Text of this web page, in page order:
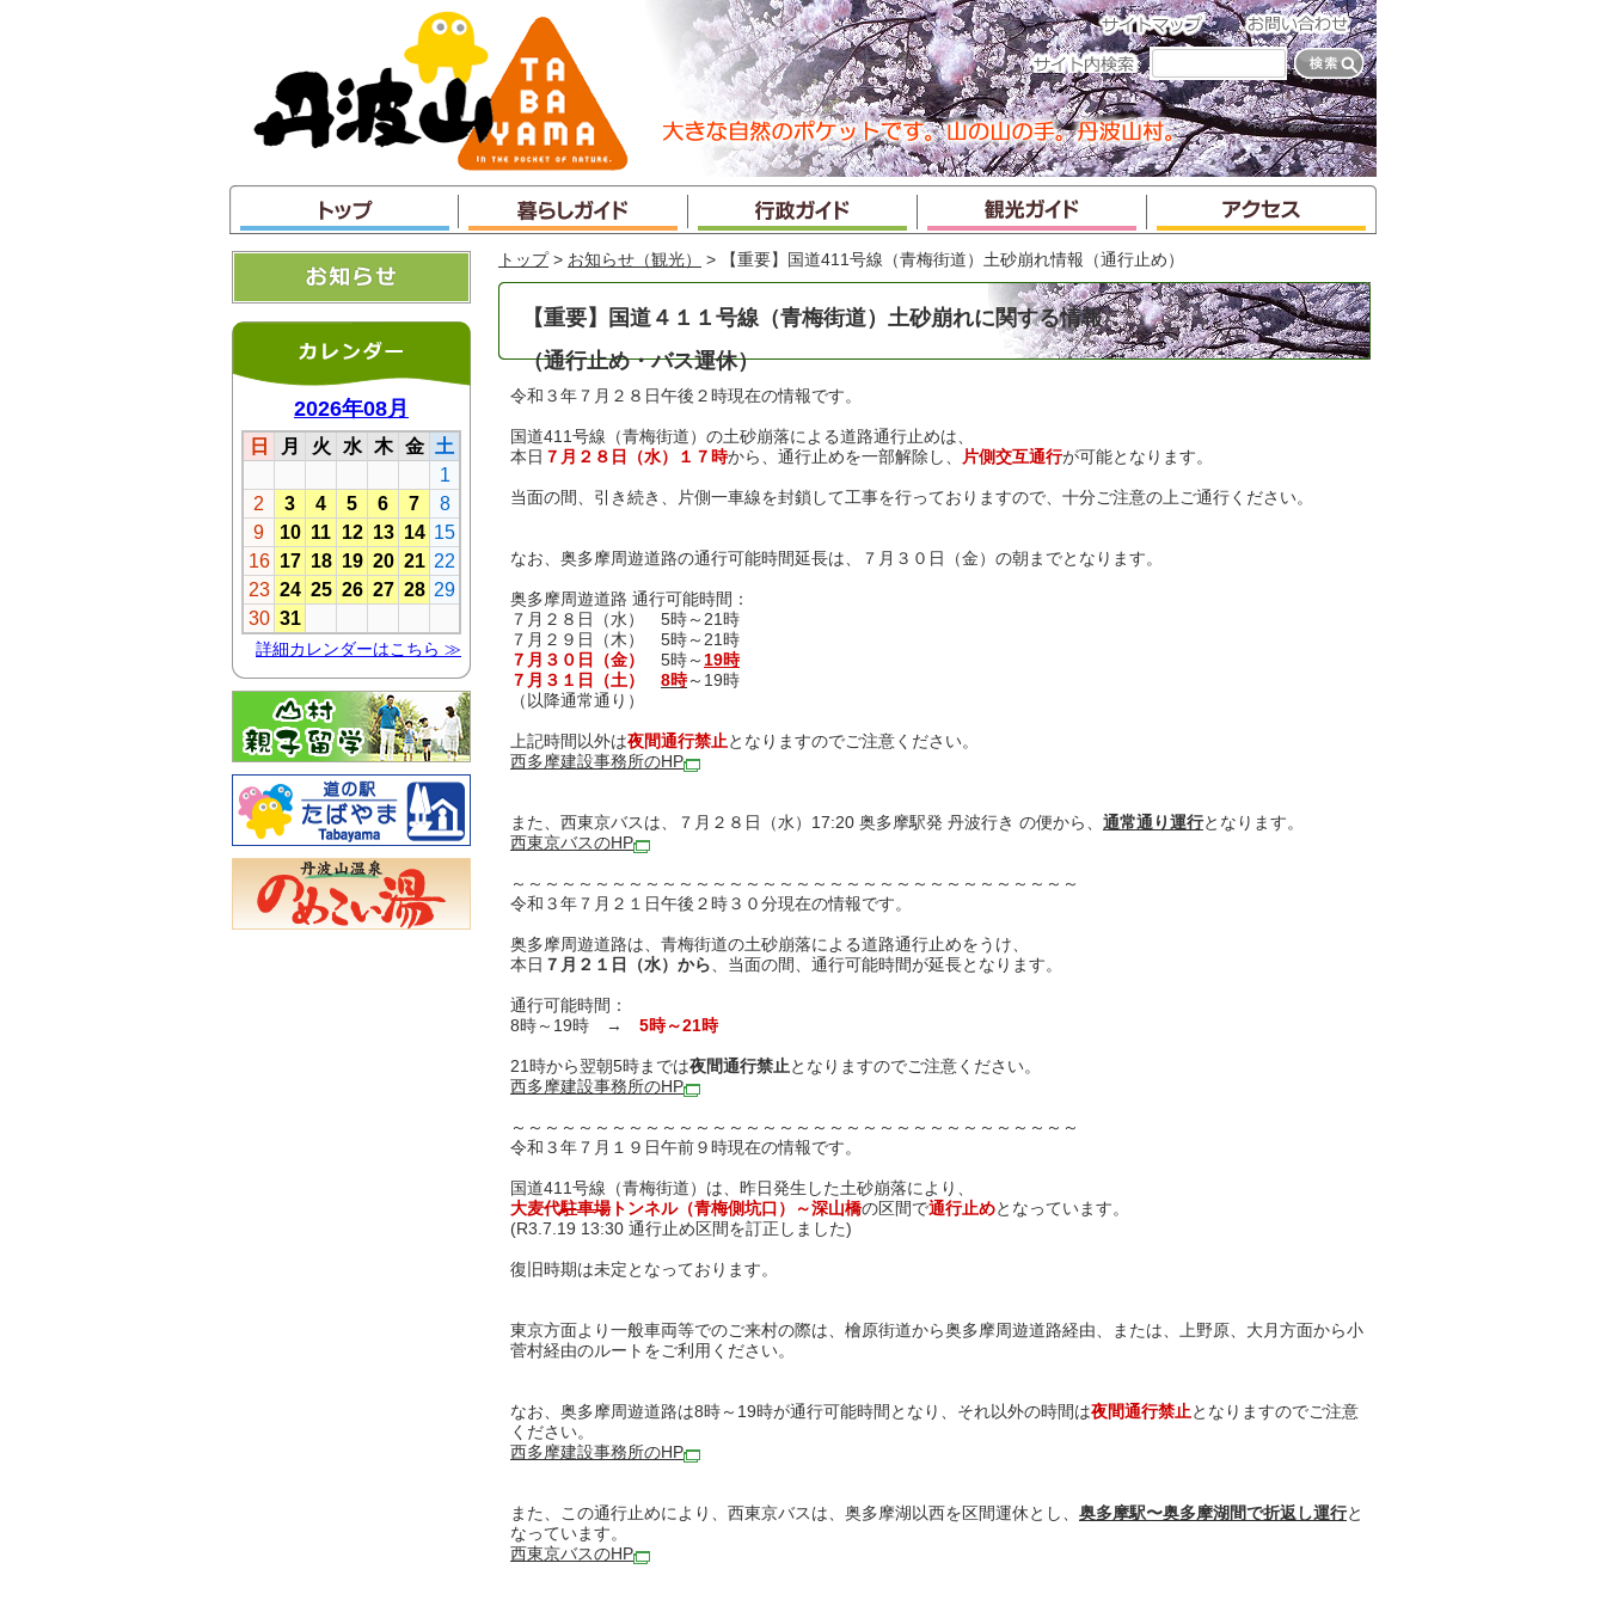
ャ
ン
プ
トップ > お知らせ（観光） > 【重要】国道411号線（青梅街道）土砂崩れ情報（通行止め）
【重要】国道４１１号線（青梅街道）土砂崩れに関する情報
（通行止め・バス運休）
令和３年７月２８日午後２時現在の情報です。
国道411号線（青梅街道）の土砂崩落による道路通行止めは、
本日 ７月２８日（水）１７時から、通行止めを一部解除し、 片側交互通行が可能となります。
当面の間、引き続き、片側一車線を封鎖して工事を行っておりますので、十分ご注意の上ご通行ください。
なお、奥多摩周遊道路の通行可能時間延長は、７月３０日（金）の朝までとなります。
奥多摩周遊道路 通行可能時間：
７月２８日（水） 5時～21時
７月２９日（木） 5時～21時
７月３０日（金）
5時～ 19時
７月３１日（土）
8時～19時
（以降通常通り）
上記時間以外は夜間通行禁止となりますのでご注意ください。
西多摩建設事務所のHP
また、西東京バスは、７月２８日（水）17:20 奥多摩駅発 丹波行き の便から、 通常通り運行となります。
西東京バスのHP
～～～～～～～～～～～～～～～～～～～～～～～～～～～～～～～～～～
令和３年７月２１日午後２時３０分現在の情報です。
奥多摩周遊道路は、青梅街道の土砂崩落による道路通行止めをうけ、
本日 ７月２１日（水）から、当面の間、通行可能時間が延長となります。
通行可能時間：
8時～19時 → 5時～21時
21時から翌朝5時までは夜間通行禁止となりますのでご注意ください。
西多摩建設事務所のHP
～～～～～～～～～～～～～～～～～～～～～～～～～～～～～～～～～～
令和３年７月１９日午前９時現在の情報です。
国道411号線（青梅街道）は、昨日発生した土砂崩落により、
大麦代駐車場トンネル（青梅側坑口）～深山橋の区間で通行止めとなっています。
(R3.7.19 13:30 通行止め区間を訂正しました)
復旧時期は未定となっております。
東京方面より一般車両等でのご来村の際は、檜原街道から奥多摩周遊道路経由、または、上野原、大月方面から小
菅村経由のルートをご利用ください。
なお、奥多摩周遊道路は8時～19時が通行可能時間となり、それ以外の時間は夜間通行禁止となりますのでご注意
ください。
西多摩建設事務所のHP
また、この通行止めにより、西東京バスは、奥多摩湖以西を区間運休とし、 奥多摩駅〜奥多摩湖間で折返し運行と
なっています。
西東京バスのHP